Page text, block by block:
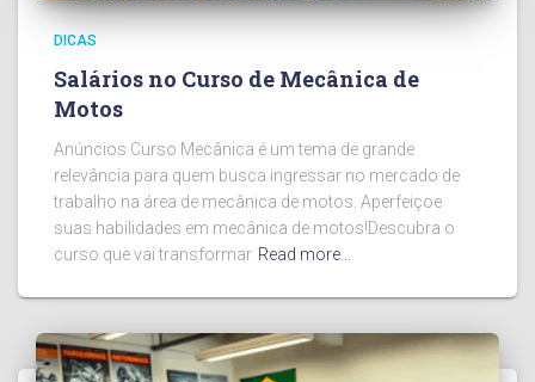
DICAS
Salários no Curso de Mecânica de
Motos
Anúncios Curso Mecânica é um tema de grande
relevância para quem busca ingressar no mercado de
trabalho na área de mecânica de motos. Aperfeiçoe
suas habilidades em mecânica de motos!Descubra o
curso que vai transformar Read more…